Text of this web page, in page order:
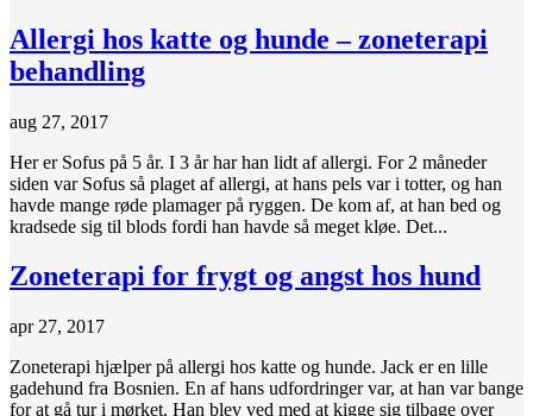
Allergi hos katte og hunde – zoneterapi
behandling
aug 27, 2017
Her er Sofus på 5 år. I 3 år har han lidt af allergi. For 2 måneder
siden var Sofus så plaget af allergi, at hans pels var i totter, og han
havde mange røde plamager på ryggen. De kom af, at han bed og
kradsede sig til blods fordi han havde så meget kløe. Det...
Zoneterapi for frygt og angst hos hund
apr 27, 2017
Zoneterapi hjælper på allergi hos katte og hunde. Jack er en lille
gadehund fra Bosnien. En af hans udfordringer var, at han var bange
for at gå tur i mørket. Han blev ved med at kigge sig tilbage over